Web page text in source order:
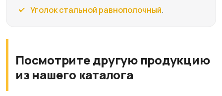
Уголок стальной равнополочный.
Посмотрите другую продукцию
из нашего каталога